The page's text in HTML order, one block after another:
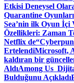
Etkisi Deneysel
Quarantine
Sea’nin ilk Oyun İçi
Özellikleri: Zaman
Netflix de
ErtelendiMicrosoft,
kaldıran bir
AldıAmong Us
Bulduğunu Açıkladı